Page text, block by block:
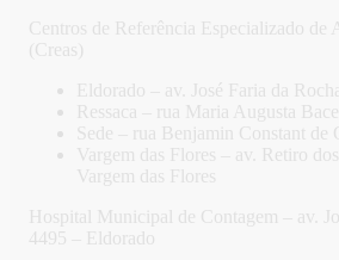
Centros de Referência Especializado de
(Creas)
Eldorado – av. José Faria da
Ressaca – rua Maria Augusta
Sede – rua Benjamin Constant de
Vargem das Flores – av. Retiro
Vargem das Flores
Hospital Municipal de Contagem – av.
4495 – Eldorado